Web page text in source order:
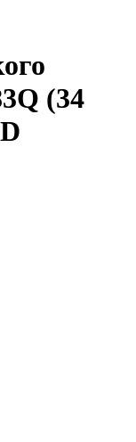
(34